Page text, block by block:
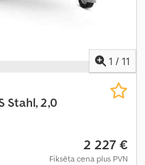
1 / 11
Stahl, 2,0
2 227 €
Fiksēta cena plus PVN